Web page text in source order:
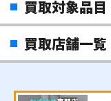
買取対象品目
買取店舗一覧